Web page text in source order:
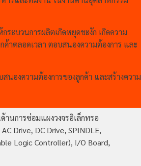
ระบวนการผลิตเกิดหยุดชะงัก เกิดความ
าตลอดเวลา ตอบสนองความต้องการ และ
องความต้องการของลูกค้า และสร้างความ
านการซ่อมแผงวงจรอิเล็กทรอ
Drive, DC Drive, SPINDLE,
Logic Controller), I/O Board,